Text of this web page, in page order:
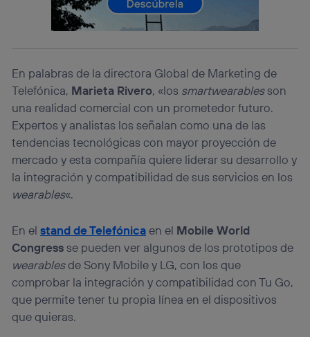
En palabras de la directora Global de Marketing de
Telefónica, Marieta Rivero, «los smartwearablesson
una realidad comercial con un prometedor futuro.
Expertos y analistas los señalan como una de las
tendencias tecnológicas con mayor proyección de
mercado y esta compañía quiere liderar su desarrollo y
la integración y compatibilidad de sus servicios en los
wearables«.
En elstand de Telefónicaen el Mobile World
Congressse pueden ver algunos de los prototipos de
wearablesde Sony Mobile y LG, con los que
comprobar la integración y compatibilidad con Tu Go,
que permite tener tu propia línea en el dispositivos
que quieras.
identificador. Típicamente:
Si utilizas una
conexión de banda ancha(p. ej., Wi-Fi),
que hayan dado su consentimiento.
Si utilizasdatos móviles, el marketing será más
personalizado, ya que se basará únicamente en la
navegación del usuario del móvil.
Puedes gestionar los consentimientos Utiq seleccionando
“Administrar Utiq” en la parte inferior de esta página web o
visitando el portal de privacidad de Utiq
(“consenthub”). Para más información, consulta
política de privacidad de Utiq